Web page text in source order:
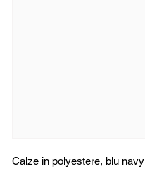
Calze in polyestere, blu navy